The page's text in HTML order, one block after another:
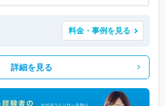
料金・事例を見る
詳細を見る